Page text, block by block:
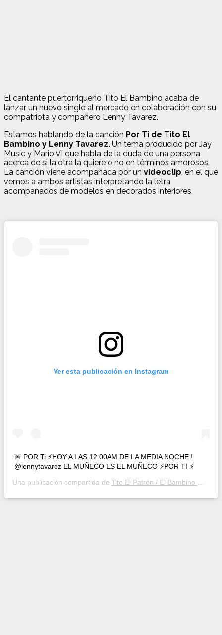
El cantante puertorriqueño Tito El Bambino acaba de
lanzar un nuevo single al mercado en colaboración con su
compatriota y compañero Lenny Tavarez.
Estamos hablando de la canción Por Ti de Tito El
Bambino y Lenny Tavarez. Un tema producido por Jay
Music y Mario VI que habla de la duda de una persona
acerca de si la otra la quiere o no en términos amorosos.
La canción viene acompañada por un videoclip, en el que
vemos a ambos artistas interpretando la letra
acompañados de modelos en decorados interiores.
Ver esta publicación en Instagram
🚨 POR Ti ⚡️HOY A LAS 12:00AM DE LA MEDIA NOCHE !
@lennytavarez EL MUÑECO ES EL MUÑECO ⚡️POR TI ⚡️
Una publicación compartida de Tito El Patrón / El Bambino 🦅